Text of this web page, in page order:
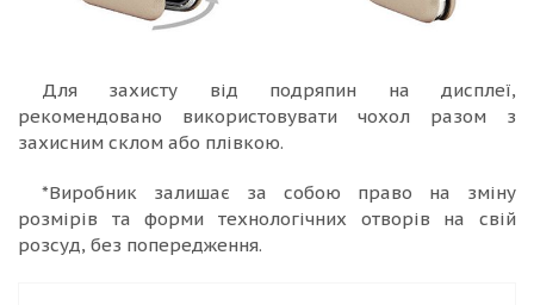
Для захисту від подряпин на дисплеї,
рекомендовано використовувати чохол разом з
захисним склом або плівкою.
*Виробник залишає за собою право на зміну
розмірів та форми технологічних отворів на свій
розсуд, без попередження.